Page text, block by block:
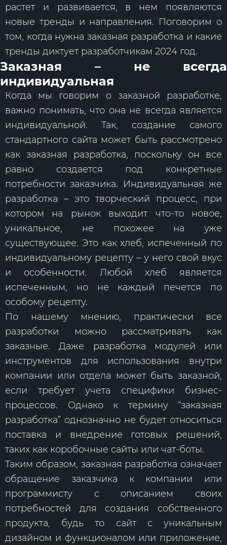
растет и развивается, в нем появляются
новые тренды и направления. Поговорим о
том, когда нужна заказная разработка и какие
тренды диктует разработчикам 2024 год.
Заказная – не всегда
индивидуальная
Когда мы говорим о заказной разработке,
важно понимать, что она не всегда является
индивидуальной. Так, создание самого
стандартного сайта может быть рассмотрено
как заказная разработка, поскольку он все
равно создается под конкретные
потребности заказчика. Индивидуальная же
разработка – это творческий процесс, при
котором на рынок выходит что-то новое,
уникальное, не похожее на уже
существующее. Это как хлеб, испеченный по
индивидуальному рецепту – у него свой вкус
и особенности. Любой хлеб является
испеченным, но не каждый печется по
особому рецепту.
По нашему мнению, практически все
разработки можно рассматривать как
заказные. Даже разработка модулей или
инструментов для использования внутри
компании или отдела может быть заказной,
если требует учета специфики бизнес-
процессов. Однако к термину “заказная
разработка” однозначно не будет относиться
поставка и внедрение готовых решений,
таких как коробочные сайты или чат-боты.
Таким образом, заказная разработка означает
обращение заказчика к компании или
программисту с описанием своих
потребностей для создания собственного
продукта, будь то сайт с уникальным
дизайном и функционалом или приложение,